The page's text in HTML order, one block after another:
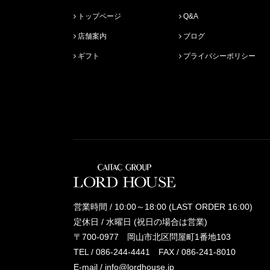
トップページ
店舗案内
ギフト
Q&A
ブログ
プライバシーポリシー
営業時間 / 10:00～18:00 (LAST ORDER 16:00)
定休日 / 水曜日 (祝日の場合は営業)
〒700-0977 岡山市北区問屋町1番地103
TEL / 086-244-4441
FAX / 086-241-8010
E-mail / info@lordhouse.jp